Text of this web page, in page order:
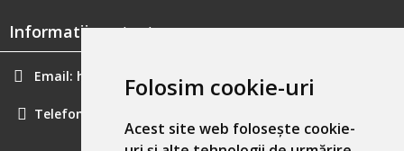
Folosim cookie-uri
Acest site web folosește cookie-
Informatii contact:
Email: hainecomode@gmail.com
Telefon: